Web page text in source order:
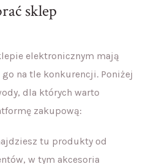
sklep
elektronicznym mają
na tle konkurencji. Poniżej
dla których warto
zakupową:
tu produkty od
w tym akcesoria